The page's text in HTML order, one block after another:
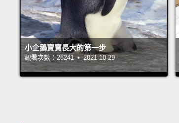
小企鵝寶寶長大的第一步
觀看次數：28241 • 2021-10-29